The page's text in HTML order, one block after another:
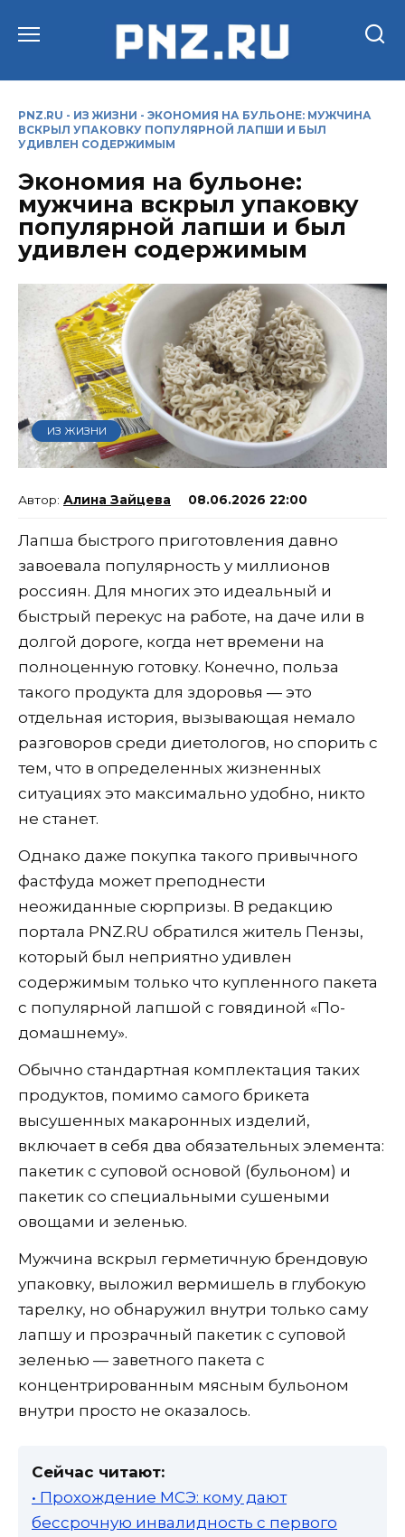
PNZ.RU - ИЗ ЖИЗНИ - ЭКОНОМИЯ НА БУЛЬОНЕ: МУЖЧИНА
ВСКРЫЛ УПАКОВКУ ПОПУЛЯРНОЙ ЛАПШИ И БЫЛ
УДИВЛЕН СОДЕРЖИМЫМ
Экономия на бульоне:
мужчина вскрыл упаковку
популярной лапши и был
удивлен содержимым
ИЗ ЖИЗНИ
Алина Зайцева 08.06.2026 22:00
Лапша быстрого приготовления давно
завоевала популярность у миллионов
россиян. Для многих это идеальный и
быстрый перекус на работе, на даче или в
долгой дороге, когда нет времени на
полноценную готовку. Конечно, польза
такого продукта для здоровья — это
отдельная история, вызывающая немало
разговоров среди диетологов, но спорить с
тем, что в определенных жизненных
ситуациях это максимально удобно, никто
не станет.
Однако даже покупка такого привычного
фастфуда может преподнести
неожиданные сюрпризы. В редакцию
портала PNZ.RU обратился житель Пензы,
который был неприятно удивлен
содержимым только что купленного пакета
с популярной лапшой с говядиной «По-
домашнему».
Обычно стандартная комплектация таких
продуктов, помимо самого брикета
высушенных макаронных изделий,
включает в себя два обязательных элемента:
пакетик с суповой основой (бульоном) и
пакетик со специальными сушеными
овощами и зеленью.
Мужчина вскрыл герметичную брендовую
упаковку, выложил вермишель в глубокую
тарелку, но обнаружил внутри только саму
лапшу и прозрачный пакетик с суповой
зеленью — заветного пакета с
концентрированным мясным бульоном
внутри просто не оказалось.
Сейчас читают:
• Прохождение МСЭ: кому дают
бессрочную инвалидность с первого